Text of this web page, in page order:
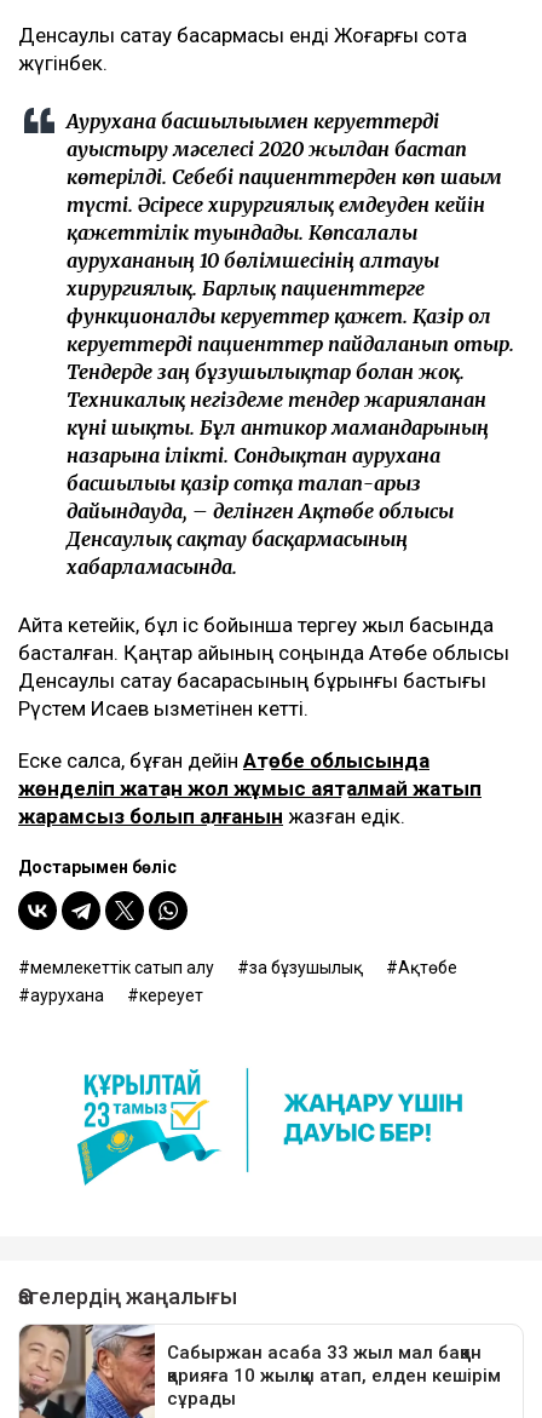
Сот аудит нәтижелері дұрыс деп үкім шығарды.
Ауруханаға қатысты бірінші сот отырысы 6 маусым
өткен. Ал апелляциялық шағым 19 қараша күні
қаралды. Сот аурухана талабын қанағаттандырудан
бас тартып, бірінші сот үкімі күшінде қалды.
Денсаулық сақтау басқармасы енді Жоғарғы сотқа
жүгінбек.
Аурухана басшылығымен керуеттерді
ауыстыру мәселесі 2020 жылдан бастап
көтерілді. Себебі пациенттерден көп шағым
түсті. Әсіресе хирургиялық емдеуден кейін
қажеттілік туындады. Көпсалалы
аурухананың 10 бөлімшесінің алтауы
хирургиялық. Барлық пациенттерге
функционалды керуеттер қажет. Қазір ол
Тендерде заң бұзушылықтар болған жоқ.
Техникалық негіздеме тендер жарияланған
күні шықты. Бұл антикор мамандарының
назарына ілікті. Сондықтан аурухана
дайындауда, – делінген Ақтөбе облысы
Денсаулық сақтау басқармасының
хабарламасында.
Айта кетейік, бұл іс бойынша тергеу жыл басында
басталған. Қаңтар айының соңында Ақтөбе облысы
Денсаулық сақтау басқарасының бұрынғы бастығы
Рүстем Исаев қызметінен кетті.
Еске салсақ, бұған дейін
жарамсыз болып қалғанын
Достарыңмен бөліс